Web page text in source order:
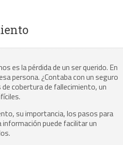
es la pérdida de un ser querido. En
persona. ¿Contaba con un seguro
cobertura de fallecimiento, un
su importancia, los pasos para
puede facilitar un